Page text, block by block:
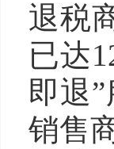
退税
已达
即退
销售